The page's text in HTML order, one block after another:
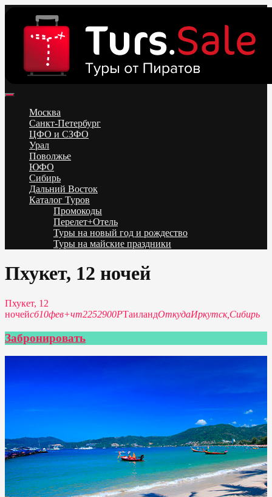
content
Низкие цены на путевки 3-7-10 ночей все включено, отдых на
море. Распродажа экскурсионных и горнолыжных туров.
Обновление каждый день. Официальный сайт Тур Сейл
Москва
Санкт-Петербург
ЦФО и СЗФО
Урал
Поволжье
ЮФО
Сибирь
Дальний Восток
Каталог Туров
Промокоды
Перелет+Отель
Туры на новый год и рождество
Туры на майские праздники
Пхукет, 12 ночей
Пхукет, 12
ночейсб10фев+чт2252900РТаиландОткудаИркутск, Сибирь
Забронировать